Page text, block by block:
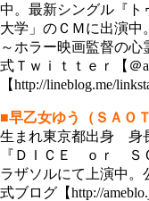
中。最新シングル『
大学」のＣＭに出演
～ホラー映画監督の
式Ｔｗｉｔｔｅｒ【＠
【http://lineblog.me/
■早乙女ゆう（ＳＡＯ
生まれ東京都出身 身
『ＤＩＣＥ ｏｒ Ｓ
ラザソルにて上演中。
式ブログ【http://